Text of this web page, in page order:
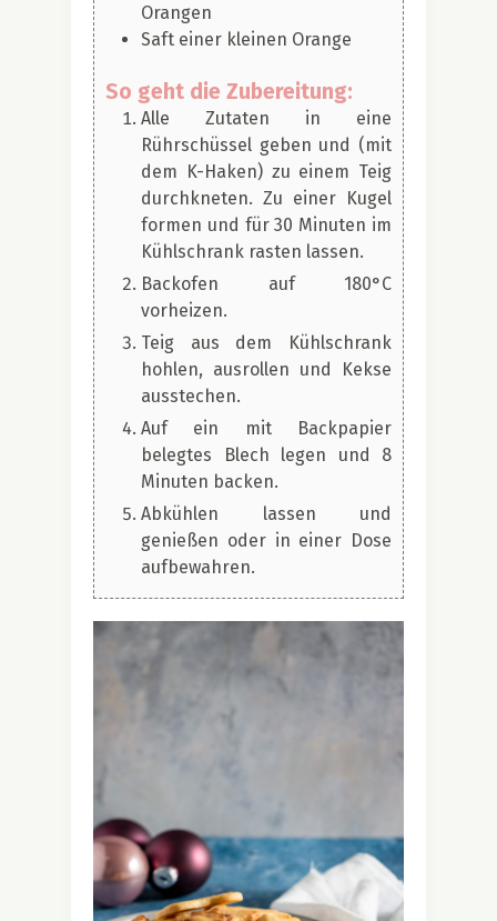
Orangen
Saft einer kleinen Orange
So geht die Zubereitung:
Alle Zutaten in eine
Rührschüssel geben und (mit
dem K-Haken) zu einem Teig
durchkneten. Zu einer Kugel
formen und für 30 Minuten im
Kühlschrank rasten lassen.
Backofen auf 180°C
vorheizen.
Teig aus dem Kühlschrank
hohlen, ausrollen und Kekse
ausstechen.
Auf ein mit Backpapier
belegtes Blech legen und 8
Minuten backen.
Abkühlen lassen und
genießen oder in einer Dose
aufbewahren.